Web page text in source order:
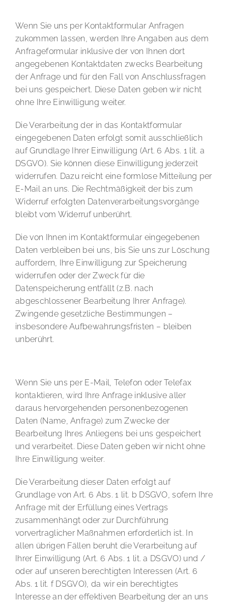
Wenn Sie uns per Kontaktformular Anfragen
zukommen lassen, werden Ihre Angaben aus dem
Anfrageformular inklusive der von Ihnen dort
angegebenen Kontaktdaten zwecks Bearbeitung
der Anfrage und für den Fall von Anschlussfragen
bei uns gespeichert. Diese Daten geben wir nicht
ohne Ihre Einwilligung weiter.
Die Verarbeitung der in das Kontaktformular
eingegebenen Daten erfolgt somit ausschließlich
auf Grundlage Ihrer Einwilligung (Art. 6 Abs. 1 lit. a
DSGVO). Sie können diese Einwilligung jederzeit
widerrufen. Dazu reicht eine formlose Mitteilung per
E-Mail an uns. Die Rechtmäßigkeit der bis zum
Widerruf erfolgten Datenverarbeitungsvorgänge
bleibt vom Widerruf unberührt.
Die von Ihnen im Kontaktformular eingegebenen
Daten verbleiben bei uns, bis Sie uns zur Löschung
auffordern, Ihre Einwilligung zur Speicherung
widerrufen oder der Zweck für die
Datenspeicherung entfällt (z.B. nach
abgeschlossener Bearbeitung Ihrer Anfrage).
Zwingende gesetzliche Bestimmungen –
insbesondere Aufbewahrungsfristen – bleiben
unberührt.
Wenn Sie uns per E-Mail, Telefon oder Telefax
kontaktieren, wird Ihre Anfrage inklusive aller
daraus hervorgehenden personenbezogenen
Daten (Name, Anfrage) zum Zwecke der
Bearbeitung Ihres Anliegens bei uns gespeichert
und verarbeitet. Diese Daten geben wir nicht ohne
Ihre Einwilligung weiter.
Die Verarbeitung dieser Daten erfolgt auf
Grundlage von Art. 6 Abs. 1 lit. b DSGVO, sofern Ihre
Anfrage mit der Erfüllung eines Vertrags
zusammenhängt oder zur Durchführung
vorvertraglicher Maßnahmen erforderlich ist. In
allen übrigen Fällen beruht die Verarbeitung auf
Ihrer Einwilligung (Art. 6 Abs. 1 lit. a DSGVO) und /
oder auf unseren berechtigten Interessen (Art. 6
Abs. 1 lit. f DSGVO), da wir ein berechtigtes
Interesse an der effektiven Bearbeitung der an uns